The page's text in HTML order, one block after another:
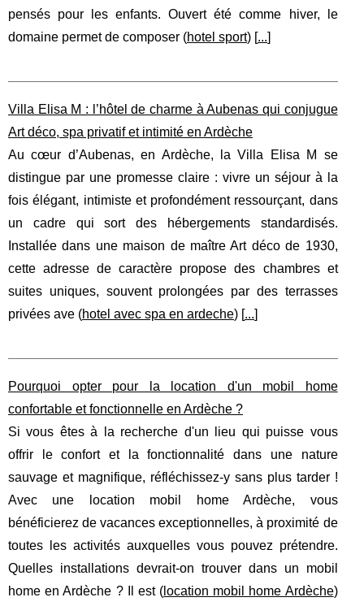
pensés pour les enfants. Ouvert été comme hiver, le
domaine permet de composer (hotel sport) [...]
Villa Elisa M : l’hôtel de charme à Aubenas qui conjugue
Art déco, spa privatif et intimité en Ardèche
Au cœur d’Aubenas, en Ardèche, la Villa Elisa M se
distingue par une promesse claire : vivre un séjour à la
fois élégant, intimiste et profondément ressourçant, dans
un cadre qui sort des hébergements standardisés.
Installée dans une maison de maître Art déco de 1930,
cette adresse de caractère propose des chambres et
suites uniques, souvent prolongées par des terrasses
privées ave (hotel avec spa en ardeche) [...]
Pourquoi opter pour la location d'un mobil home
confortable et fonctionnelle en Ardèche ?
Si vous êtes à la recherche d'un lieu qui puisse vous
offrir le confort et la fonctionnalité dans une nature
sauvage et magnifique, réfléchissez-y sans plus tarder !
Avec une location mobil home Ardèche, vous
bénéficierez de vacances exceptionnelles, à proximité de
toutes les activités auxquelles vous pouvez prétendre.
Quelles installations devrait-on trouver dans un mobil
home en Ardèche ? Il est ( location mobil home Ardèche)